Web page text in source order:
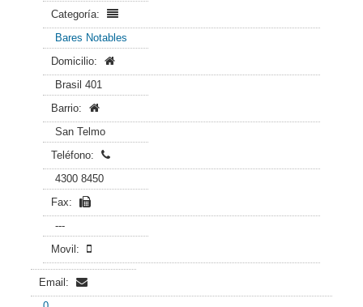
Categoría:
Bares Notables
Domicilio:
Brasil 401
Barrio:
San Telmo
Teléfono:
4300 8450
Fax:
---
Movil:
Email: